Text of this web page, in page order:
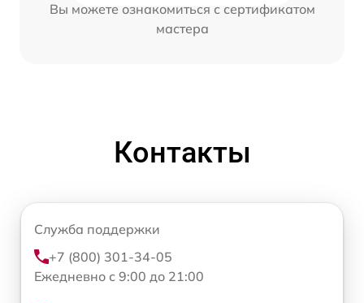
Вы можете ознакомиться с сертификатом
мастера
Контакты
Служба поддержки
+7 (800) 301-34-05
Ежедневно с 9:00 до 21:00